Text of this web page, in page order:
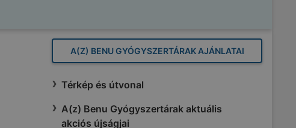
A(Z) BENU GYÓGYSZERTÁRAK AJÁNLATAI
Térkép és útvonal
A(z) Benu Gyógyszertárak aktuális
akciós újságjai